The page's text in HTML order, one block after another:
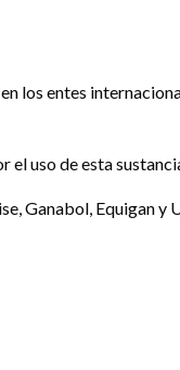
los entes
uso de esta
Ganabol, Equigan y